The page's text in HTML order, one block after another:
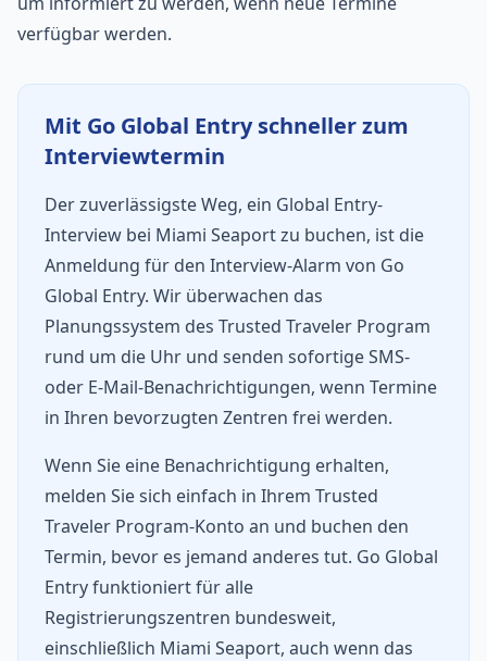
verfügbar werden.
Mit Go Global Entry schneller zum
Interviewtermin
Der zuverlässigste Weg, ein Global Entry-
Interview bei Miami Seaport zu buchen, ist die
Anmeldung für den Interview-Alarm von Go
Global Entry. Wir überwachen das
Planungssystem des Trusted Traveler Program
rund um die Uhr und senden sofortige SMS-
oder E-Mail-Benachrichtigungen, wenn Termine
in Ihren bevorzugten Zentren frei werden.
Wenn Sie eine Benachrichtigung erhalten,
melden Sie sich einfach in Ihrem Trusted
Traveler Program-Konto an und buchen den
Termin, bevor es jemand anderes tut. Go Global
Entry funktioniert für alle
Registrierungszentren bundesweit,
einschließlich Miami Seaport, auch wenn das